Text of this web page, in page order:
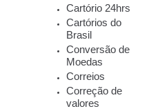
Cartório 24hrs
Cartórios do
Brasil
Conversão de
Moedas
Correios
Correção de
valores